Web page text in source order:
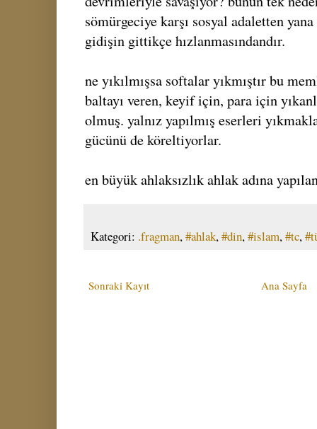
sömürgeciye karşı sosyal adaletten
gidişin gittikçe hızlanmasındandır.
ne yıkılmışsa softalar yıkmıştır bu
baltayı veren, keyif için, para için
olmuş. yalnız yapılmış eserleri
gücünü de köreltiyorlar.
en büyük ahlaksızlık ahlak adına
Kategori: .fragman,#ahlak,#din,#islam,#tc,
Sonraki Kayıt Ana Sayfa